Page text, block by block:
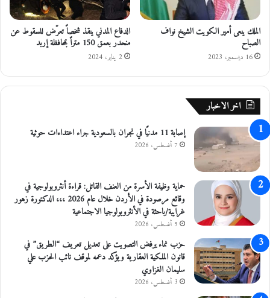
و
ع
7
4
ع
ا
م
ي
ا
الملك ينعى أمير الكويت الشيخ نواف
الصباح
16 ديسمبر، 2023
الدفاع المدني ينقذ شخصاً تعرّض للسقوط عن
منحدر بعمق 150 متراً بمحافظة إربد
2 يناير، 2024
اخر الاخبار
إصابة 11 مدنيًا في نجران بالسعودية جراء اعتداءات حوثية
7 أغسطس، 2026
حماية وظيفة الأسرة من العنف القاتل: قراءة أنثروبولوجية في
وقائع مرصودة في الأردن خلال عام 2026 ،،، الدكتورة زهور
غرايبة/باحثة في الأنثروبولوجيا الاجتماعية
5 أغسطس، 2026
حزب نماء يرفض التصويت على تعديل تعريف “الطريق” في
قانون الملكية العقارية ويؤكد دعمه لموقف نائب الحزب علي
سليمان الغزاوي
3 أغسطس، 2026